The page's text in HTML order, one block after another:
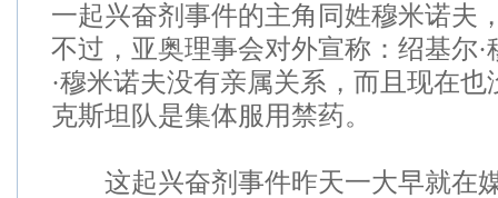
一起兴奋剂事件的主角同姓穆米诺夫
不过，亚奥理事会对外宣称：绍基尔
·穆米诺夫没有亲属关系，而且现在
克斯坦队是集体服用禁药。
这起兴奋剂事件昨天一大早就在